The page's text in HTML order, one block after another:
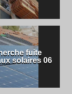
fuite
solaires 06